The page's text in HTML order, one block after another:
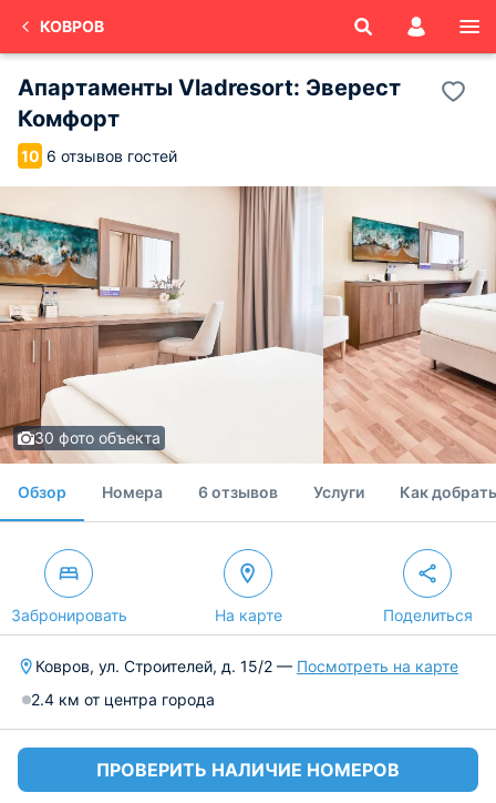
КОВРОВ
Апартаменты Vladresort: Эверест
Комфорт
10 6 отзывов гостей
30 фото объекта
Обзор Номера 6 отзывов Услуги Как
Забронировать На карте Поделиться
Ковров, ул. Строителей, д. 15/2 — Посмотреть на карте
2.4 км от центра города
ПРОВЕРИТЬ НАЛИЧИЕ НОМЕРОВ